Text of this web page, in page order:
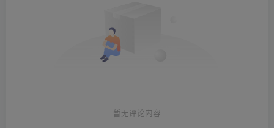
暂无评论内容